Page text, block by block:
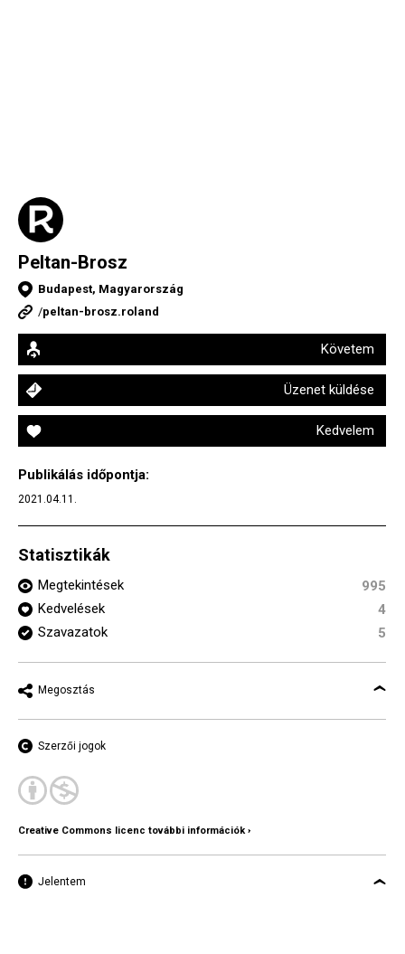
Peltan-Brosz
Budapest, Magyarország
/peltan-brosz.roland
Követem
Üzenet küldése
Kedvelem
Publikálás időpontja:
2021.04.11.
Statisztikák
Megtekintések
995
Kedvelések
4
Szavazatok
5
Megosztás
Szerzői jogok
Creative Commons licenc további információk ›
Jelentem